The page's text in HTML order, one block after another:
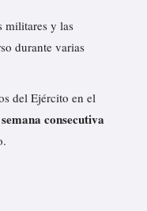
militares y las
durante varias
del Ejército en el
consecutiva